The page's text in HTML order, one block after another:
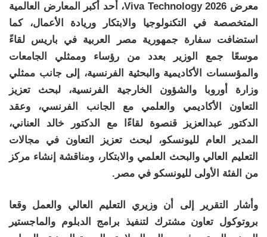
معرض Viva Technology 2026، أحد أكبر المعارض العالمية
المتخصصة في التكنولوجيا والابتكار وريادة الأعمال، كما
استضافت سفارة جمهورية مصر العربية في باريس لقاءً
موسعًا جمع الوزير بعدد من رؤساء وممثلي الجامعات
والمؤسسات الأكاديمية والبحثية الفرنسية، إلى جانب ممثلي
وزارة أوروبا والشؤون الخارجية الفرنسية، لبحث تعزيز
التعاون الأكاديمي والعلمي مع الجانب الفرنسي، وعقد
الدكتور عبدالعزيز قنصوة لقاءًا مع الدكتور خالد العناني،
المدير العام لليونسكو، لبحث تعزيز التعاون في مجالات
التعليم العالي والبحث العلمي والابتكار، ومناقشة إنشاء مركز
من الفئة الأولى لليونسكو في مصر.
وأشار التقرير إلى أن وزيري التعليم العالي والعمل وقعا
بروتوكول تعاون مشترك لتنفيذ برامج الدبلوم والماجستير